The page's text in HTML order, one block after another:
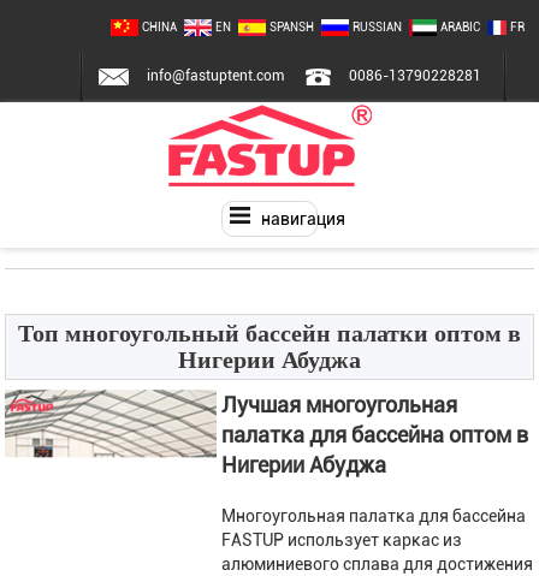
CHINA EN SPANSH RUSSIAN ARABIC FR
info@fastuptent.com 0086-13790228281
навигация
Топ многоугольный бассейн палатки оптом в
Нигерии Абуджа
Лучшая многоугольная
палатка для бассейна оптом в
Нигерии Абуджа
Многоугольная палатка для бассейна
FASTUP использует каркас из
алюминиевого сплава для достижения